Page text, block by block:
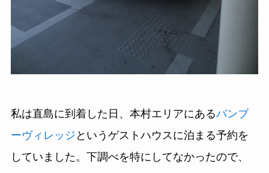
私は直島に到着した日、本村エリアにあるバンブ
ーヴィレッジ というゲストハウスに泊まる予約を
していました。下調べを特にしてなかったので、